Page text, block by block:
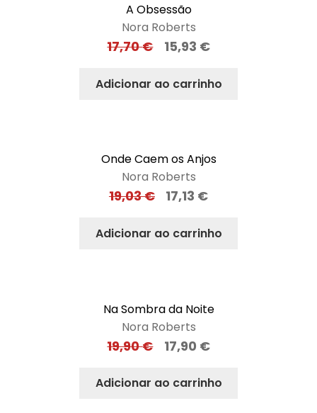
A Obsessão
Nora Roberts
17,70€ 15,93 €
Adicionar ao carrinho
Onde Caem os Anjos
Nora Roberts
19,03€ 17,13 €
Adicionar ao carrinho
Na Sombra da Noite
Nora Roberts
19,90€ 17,90 €
Adicionar ao carrinho